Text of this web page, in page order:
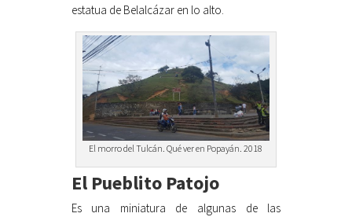
estatua de Belalcázar en lo alto.
El morro del Tulcán. Qué ver en Popayán. 2018
El Pueblito Patojo
Es una miniatura de algunas de las